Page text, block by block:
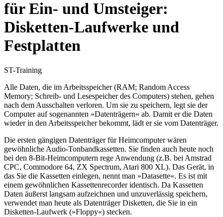
für Ein- und Umsteiger:
Disketten-Laufwerke und
Festplatten
ST-Training
Alle Daten, die im Arbeitsspeicher (RAM; Random Access
Memory; Schreib- und Lesespeicher des Computers) stehen, gehen
nach dem Ausschalten verloren. Um sie zu speichern, legt sie der
Computer auf sogenannten »Datenträgern« ab. Damit er die Daten
wieder in den Arbeitsspeicher bekommt, lädt er sie vom Datenträger.
Die ersten gängigen Datenträger für Heimcomputer wären
gewöhnliche Audio-Tonbandkassetten. Sie finden auch heute noch
bei den 8-Bit-Heimcomputern rege Anwendung (z.B. bei Amstrad
CPC, Commodore 64, ZX Spectrum, Atari 800 XL). Das Gerät, in
das Sie die Kassetten einlegen, nennt man »Datasette«. Es ist mit
einem gewöhnlichen Kassettenrecorder identisch. Da Kassetten
Daten äußerst langsam aufzeichnen und unzuverlässig speichern,
verwendet man heute als Datenträger Disketten, die Sie in ein
Disketten-Laufwerk (»Floppy«) stecken.